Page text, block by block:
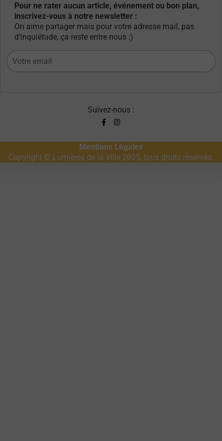
Pour ne rater aucun article, événement ou bon plan,
inscrivez-vous à notre newsletter :
On aime partager mais pour votre adresse mail, pas
d’inquiétude, ça reste entre nous :)
Suivez-nous :
Mentions Légales
Copyright © Lumières de la Ville 2025, tous droits réservés.